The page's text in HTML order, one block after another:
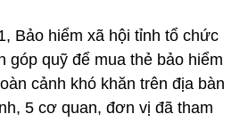
Bảo hiểm xã hội tỉnh tổ chức
góp quỹ để mua thẻ bảo hiểm
cảnh khó khăn trên địa bàn
5 cơ quan, đơn vị đã tham